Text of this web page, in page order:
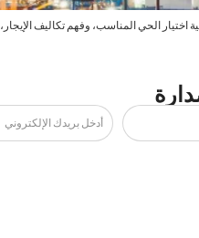
الحي المناسب، وفهم تكاليف